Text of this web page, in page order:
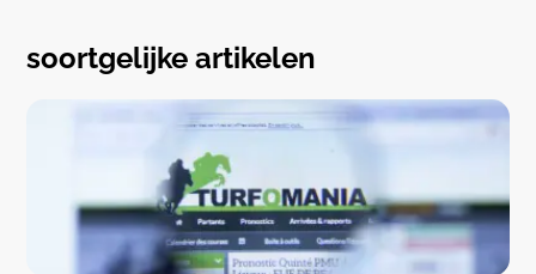
soortgelijke artikelen